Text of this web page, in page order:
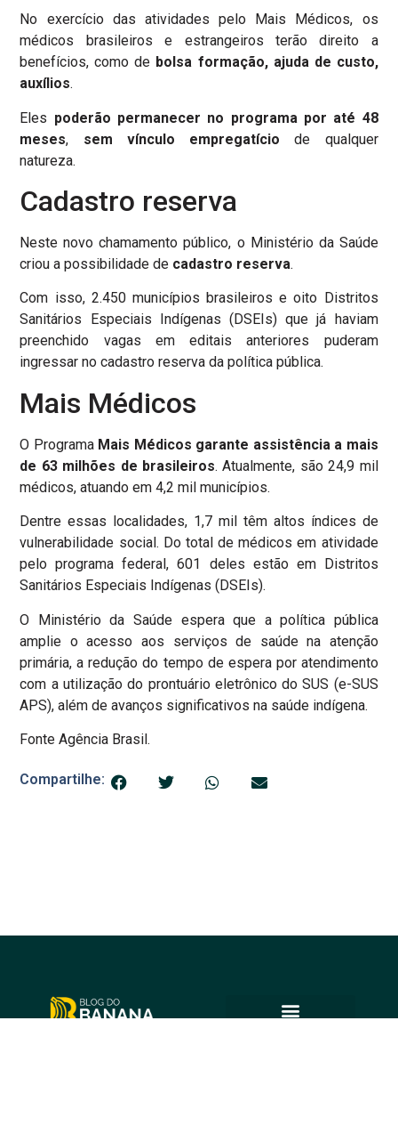
No exercício das atividades pelo Mais Médicos, os
médicos brasileiros e estrangeiros terão direito a
benefícios, como de bolsa formação, ajuda de custo,
auxílios.
Eles poderão permanecer no programa por até 48
meses, sem vínculo empregatíciode qualquer
natureza.
Cadastro reserva
Neste novo chamamento público, o Ministério da Saúde
criou a possibilidade de cadastro reserva.
Com isso, 2.450 municípios brasileiros e oito Distritos
Sanitários Especiais Indígenas (DSEIs) que já haviam
preenchido vagas em editais anteriores puderam
ingressar no cadastro reserva da política pública.
Mais Médicos
O Programa Mais Médicos garante assistência a mais
de 63 milhões de brasileiros. Atualmente, são 24,9 mil
médicos, atuando em 4,2 mil municípios.
Dentre essas localidades, 1,7 mil têm altos índices de
vulnerabilidade social. Do total de médicos em atividade
pelo programa federal, 601 deles estão em Distritos
Sanitários Especiais Indígenas (DSEIs).
O Ministério da Saúde espera que a política pública
amplie o acesso aos serviços de saúde na atenção
primária, a redução do tempo de espera por atendimento
com a utilização do prontuário eletrônico do SUS (e-SUS
APS), além de avanços significativos na saúde indígena.
Fonte Agência Brasil.
Compartilhe: